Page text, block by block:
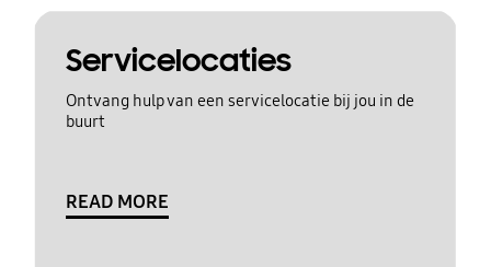
Servicelocaties
Ontvang hulp van een servicelocatie bij jou in de
buurt
READ MORE